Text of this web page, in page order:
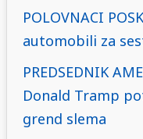
POLOVNACI
automobili za
PREDSEDNIK
Donald Tramp
grend slema